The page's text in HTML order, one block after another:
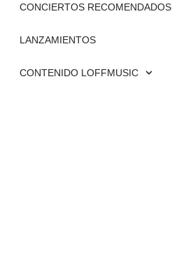
CONCIERTOS RECOMENDADOS
LANZAMIENTOS
CONTENIDO LOFFMUSIC